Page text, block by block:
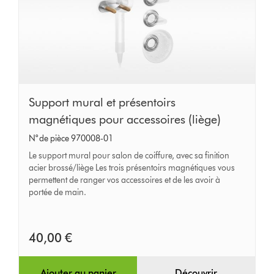
Support
mural
et
présentoirs
magnétiques
pour
Support mural et présentoirs
magnétiques pour accessoires (liège)
N° de pièce 970008-01
Le support mural pour salon de coiffure, avec sa finition
acier brossé/liège Les trois présentoirs magnétiques vous
permettent de ranger vos accessoires et de les avoir à
portée de main.
40,00 €